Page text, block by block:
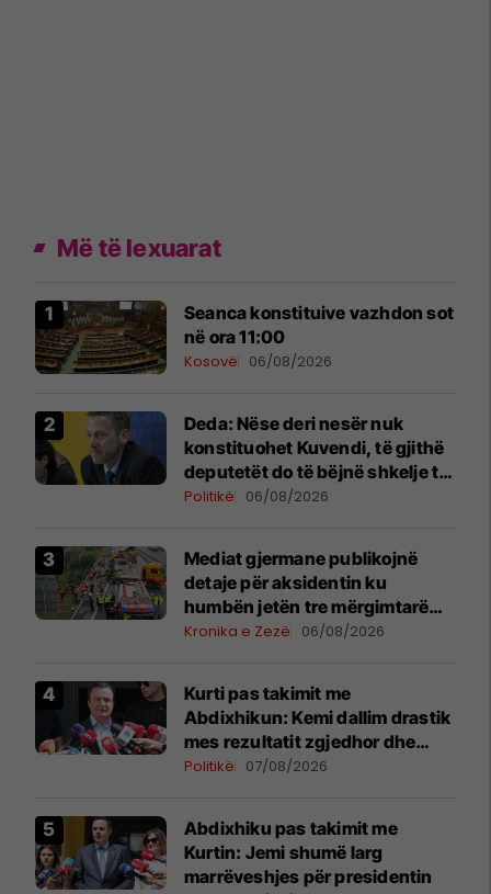
Më të lexuarat
Seanca konstituive vazhdon sot
në ora 11:00
Kosovë 06/08/2026
Deda: Nëse deri nesër nuk
konstituohet Kuvendi, të gjithë
deputetët do të bëjnë shkelje të
rëndë kushtetuese
Politikë 06/08/2026
Mediat gjermane publikojnë
detaje për aksidentin ku
humbën jetën tre mërgimtarë
nga Komogllava e Ferizajt
Kronika e Zezë 06/08/2026
Kurti pas takimit me
Abdixhikun: Kemi dallim drastik
mes rezultatit zgjedhor dhe
kërkesave të LDK-së
Politikë 07/08/2026
Abdixhiku pas takimit me
Kurtin: Jemi shumë larg
marrëveshjes për presidentin